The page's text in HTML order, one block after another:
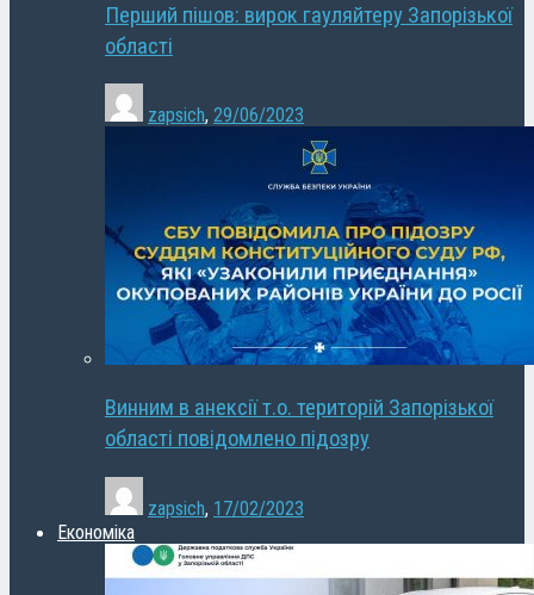
Перший пішов: вирок гауляйтеру Запорізької
області
zapsich, 29/06/2023
Винним в анексії т.о. територій Запорізької
області повідомлено підозру
zapsich, 17/02/2023
Економіка